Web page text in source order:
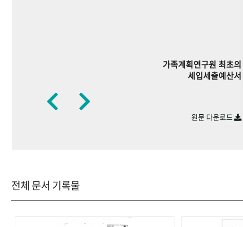
가족계획연구원 최초의
세입세출예산서
원문 다운로드
전체 문서 기록물